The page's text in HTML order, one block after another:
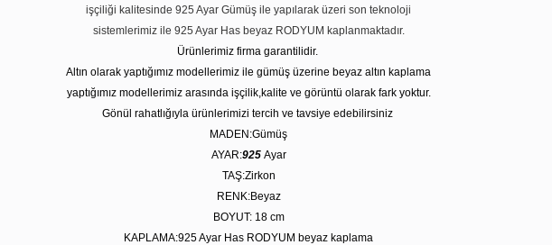
işçiliği kalitesinde 925 Ayar Gümüş ile yapılarak üzeri son teknoloji
sistemlerimiz ile 925 Ayar Has beyaz RODYUM kaplanmaktadır.
Ürünlerimiz firma garantilidir.
Altın olarak yaptığımız modellerimiz ile gümüş üzerine beyaz altın kaplama
yaptığımız modellerimiz arasında işçilik,kalite ve görüntü olarak fark yoktur.
Gönül rahatlığıyla ürünlerimizi tercih ve tavsiye edebilirsiniz
MADEN:Gümüş
AYAR:925 Ayar
TAŞ:Zirkon
RENK:Beyaz
BOYUT: 18 cm
KAPLAMA:925 Ayar Has RODYUM beyaz kaplama